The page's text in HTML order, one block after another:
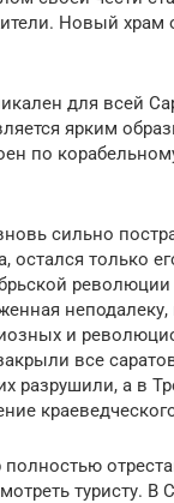
Новый храм
для всей
ярким
по
сильно
остался только
неподалеку,
и
все
разрушили, а в
туристу. В